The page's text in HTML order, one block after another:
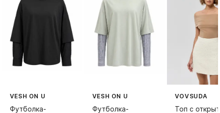
VESH ON U
Футболка-
VESH ON U
Футболка-
VOVSUDA
Топ с